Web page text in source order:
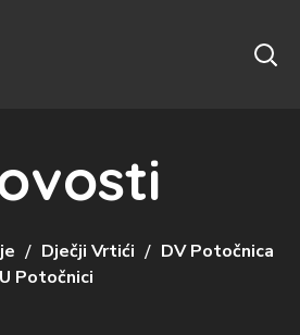
Dječji Vrtići
DV Potočnica
Potočnici